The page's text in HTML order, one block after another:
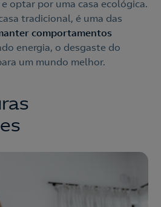
optar por uma casa ecológica.
tradicional, é uma das
comportamentos
energia, o desgaste do
um mundo melhor.